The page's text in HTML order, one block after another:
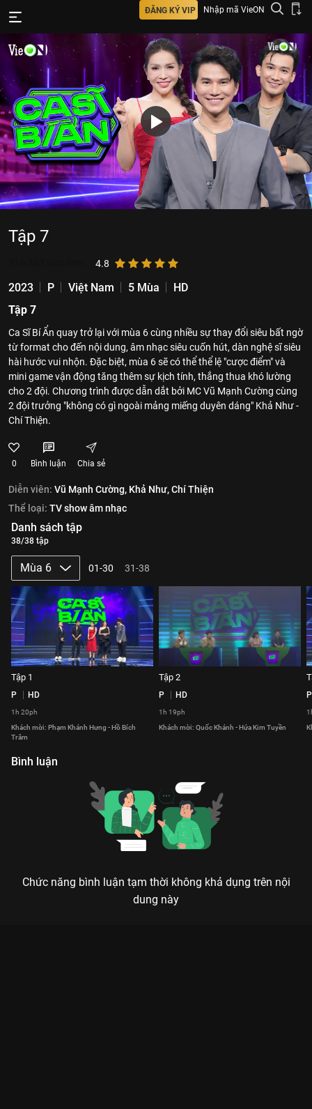
ĐĂNG KÝ VIP Nhập mã VieON
Tập 7
4.8
2023 P Việt Nam 5 Mùa
HD
Tập 7
Ca Sĩ Bí Ẩn quay trở lại với mùa 6 cùng nhiều sự thay đổi siêu bất ngờ
từ format cho đến nội dung, âm nhạc siêu cuốn hút, dàn nghệ sĩ siêu
hài hước vui nhộn. Đặc biệt, mùa 6 sẽ có thể thể lệ "cược điểm" và
mini game vận động tăng thêm sự kịch tính, thắng thua khó lường
cho 2 đội. Chương trình được dẫn dắt bởi MC Vũ Mạnh Cường cùng
2 đội trưởng "không có gì ngoài mảng miếng duyên dáng" Khả Như -
Chí Thiện.
0 Bình luận Chia sẻ
Diễn viên: Vũ Mạnh Cường, Khả Như,Chí Thiện
Thể loại: TV show âm nhạc
Danh sách tập
38/38 tập
Mùa 6 01-30 31-38
Tập 1
P HD
1h 20ph
Khách mời: Phạm Khánh Hưng - Hồ Bích
Trâm
Tập 2
P HD
1h 19ph
Khách mời: Quốc Khánh - Hứa Kim Tuyền
P
Bình luận
Chức năng bình luận tạm thời không khả dụng trên nội
dung này